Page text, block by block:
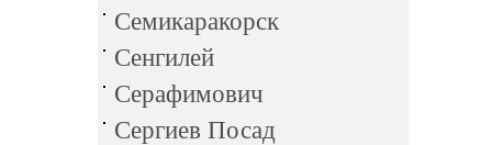
Семикаракорск
Сенгилей
Серафимович
Сергиев Посад